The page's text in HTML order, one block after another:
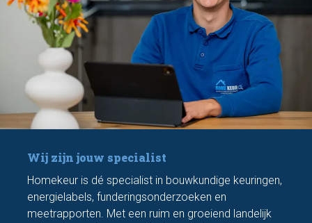
Wij zijn jouw specialist
Homekeur is dé specialist in bouwkundige keuringen,
energielabels, funderingsonderzoeken en
meetrapporten. Met een ruim en groeiend landelijk